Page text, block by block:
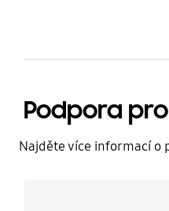
Podpora
Najděte více informací o